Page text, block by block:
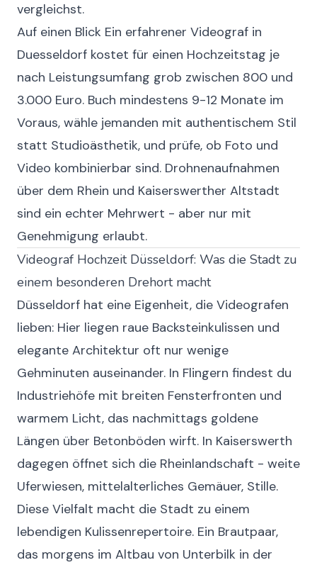
vergleichst.
Auf einen Blick Ein erfahrener Videograf in
Duesseldorf kostet für einen Hochzeitstag je
nach Leistungsumfang grob zwischen 800 und
3.000 Euro. Buch mindestens 9-12 Monate im
Voraus, wähle jemanden mit authentischem Stil
statt Studioästhetik, und prüfe, ob Foto und
Video kombinierbar sind. Drohnenaufnahmen
über dem Rhein und Kaiserswerther Altstadt
sind ein echter Mehrwert - aber nur mit
Genehmigung erlaubt.
Videograf Hochzeit Düsseldorf: Was die Stadt zu
einem besonderen Drehort macht
Düsseldorf hat eine Eigenheit, die Videografen
lieben: Hier liegen raue Backsteinkulissen und
elegante Architektur oft nur wenige
Gehminuten auseinander. In Flingern findest du
Industriehöfe mit breiten Fensterfronten und
warmem Licht, das nachmittags goldene
Längen über Betonböden wirft. In Kaiserswerth
dagegen öffnet sich die Rheinlandschaft - weite
Uferwiesen, mittelalterliches Gemäuer, Stille.
Diese Vielfalt macht die Stadt zu einem
lebendigen Kulissenrepertoire. Ein Brautpaar,
das morgens im Altbau von Unterbilk in der